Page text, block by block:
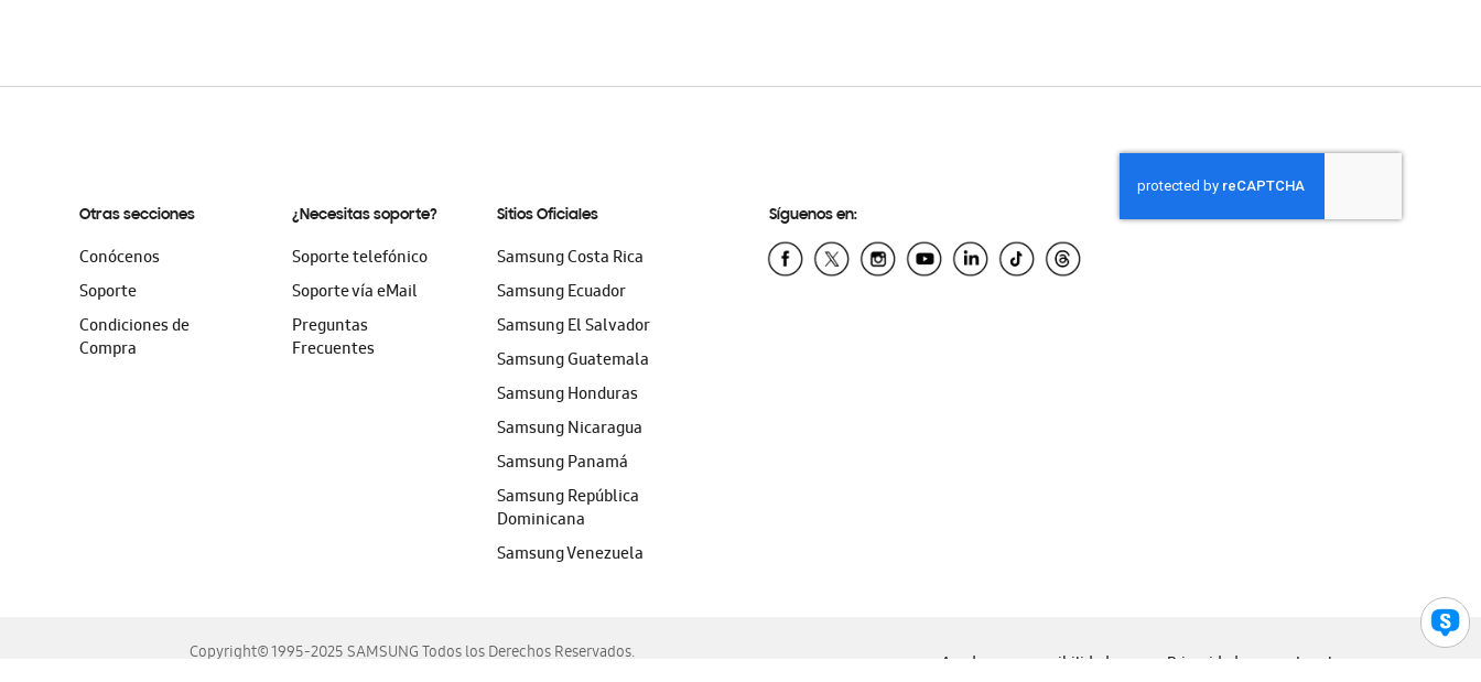
Otras secciones
Conócenos
Soporte
Condiciones de
Compra
¿Necesitas soporte?
Soporte telefónico
Soporte vía eMail
Preguntas
Frecuentes
Sitios Oficiales
Samsung Costa Rica
Samsung Ecuador
Samsung El Salvador
Samsung Guatemala
Samsung Honduras
Samsung Nicaragua
Samsung Panamá
Samsung República
Dominicana
Samsung Venezuela
Síguenos en:
Copyright© 1995-2025 SAMSUNG Todos los Derechos Reservados.
Ayuda para accesibilidad Privacidad Legal